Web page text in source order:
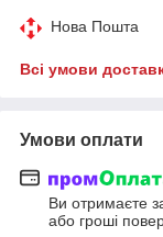
Нова Пошта
Всі умови
Умови оплати
Ви отримаєте
або гроші